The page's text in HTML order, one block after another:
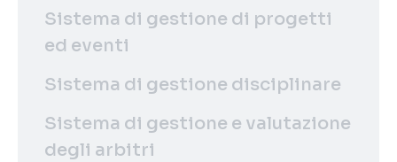
Sistema di gestione di progetti
ed eventi
Sistema di gestione disciplinare
Sistema di gestione e valutazione
degli arbitri